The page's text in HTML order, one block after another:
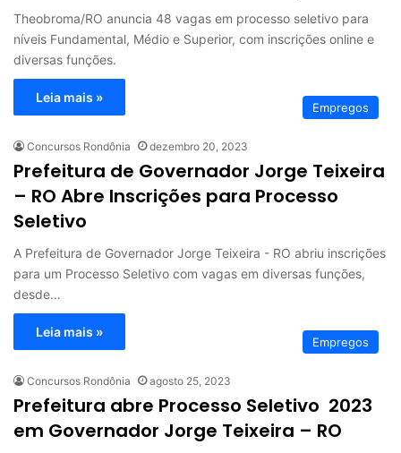
Theobroma/RO anuncia 48 vagas em processo seletivo para
níveis Fundamental, Médio e Superior, com inscrições online e
diversas funções.
Leia mais »
Empregos
Concursos Rondônia dezembro 20, 2023
Prefeitura de Governador Jorge Teixeira
– RO Abre Inscrições para Processo
Seletivo
A Prefeitura de Governador Jorge Teixeira - RO abriu inscrições
para um Processo Seletivo com vagas em diversas funções,
desde…
Leia mais »
Empregos
Concursos Rondônia agosto 25, 2023
Prefeitura abre Processo Seletivo 2023
em Governador Jorge Teixeira – RO